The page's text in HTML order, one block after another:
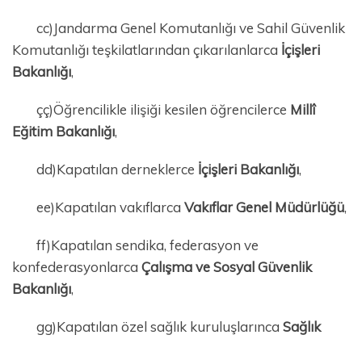
cc)Jandarma Genel Komutanlığı ve Sahil Güvenlik
Komutanlığı teşkilatlarından çıkarılanlarca İçişleri
Bakanlığı,
çç)Öğrencilikle ilişiği kesilen öğrencilerce Millî
Eğitim Bakanlığı,
dd)Kapatılan derneklerce İçişleri Bakanlığı,
ee)Kapatılan vakıflarca Vakıflar Genel Müdürlüğü,
ff)Kapatılan sendika, federasyon ve
konfederasyonlarca Çalışma ve Sosyal Güvenlik
Bakanlığı,
gg)Kapatılan özel sağlık kuruluşlarınca Sağlık